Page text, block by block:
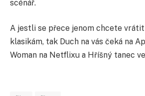
scénář.
A jestli se přece jenom chcete
klasikám, tak Duch na vás čeká na
Woman na Netflixu a Hříšný tanec